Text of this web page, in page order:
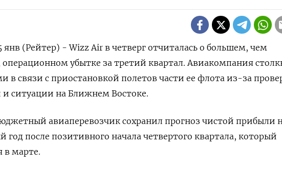
(Рейтер) - Wizz Air в четверг отчиталась о большем, чем
убытке за третий квартал. Авиакомпания
в связи с приостановкой полетов части ее флота из-за
и ситуации на Ближнем Востоке.
авиаперевозчик сохранил прогноз чистой прибыли
год после позитивного начала четвертого квартала, который
в марте.